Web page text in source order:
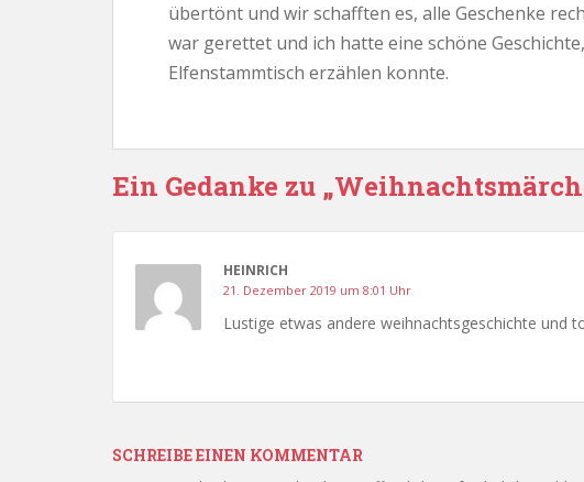
übertönt und wir schafften es, alle Geschenke
war gerettet und ich hatte eine schöne
Elfenstammtisch erzählen konnte.
Ein Gedanke zu
HEINRICH
21. Dezember 2019 um 8:01 Uhr
Lustige etwas andere weihnachtsgeschichte und
SCHREIBE EINEN KOMMENTAR